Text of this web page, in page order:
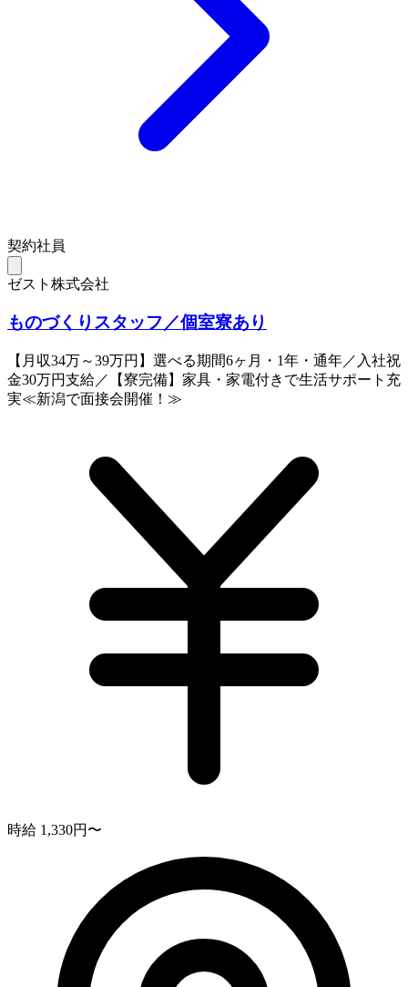
契約社員
ゼスト株式会社
ものづくりスタッフ／個室寮あり
【月収34万～39万円】選べる期間6ヶ月・1年・通年／入社祝
金30万円支給／【寮完備】家具・家電付きで生活サポート充
実≪新潟で面接会開催！≫
時給 1,330円〜